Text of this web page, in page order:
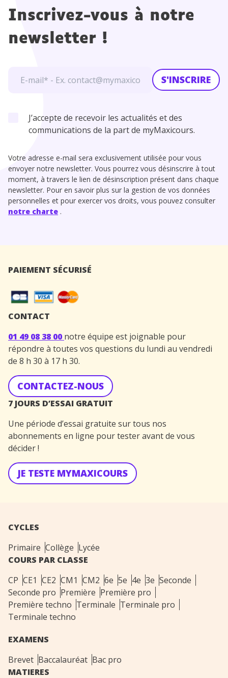
Inscrivez-vous à notre
newsletter !
S'INSCRIRE
J’accepte de recevoir les actualités et des
communications de la part de myMaxicours.
Votre adresse e-mail sera exclusivement utilisée pour vous
envoyer notre newsletter. Vous pourrez vous désinscrire à tout
moment, à travers le lien de désinscription présent dans chaque
newsletter. Pour en savoir plus sur la gestion de vos données
personnelles et pour exercer vos droits, vous pouvez consulter
notre charte .
PAIEMENT SÉCURISÉ
CONTACT
01 49 08 38 00 notre équipe est joignable pour
répondre à toutes vos questions du lundi au vendredi
de 8 h 30 à 17 h 30.
CONTACTEZ-NOUS
7 JOURS D’ESSAI GRATUIT
Une période d’essai gratuite sur tous nos
abonnements en ligne pour tester avant de vous
décider !
JE TESTE MYMAXICOURS
CYCLES
Primaire Collège Lycée
COURS PAR CLASSE
CP CE1 CE2 CM1 CM2 6e 5e 4e 3e Seconde
Seconde pro Première Première pro
Première techno Terminale Terminale pro
Terminale techno
EXAMENS
Brevet Baccalauréat Bac pro
MATIERES